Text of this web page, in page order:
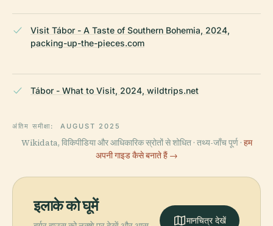
Visit Tábor - A Taste of Southern Bohemia, 2024,
packing-up-the-pieces.com
Tábor - What to Visit, 2024, wildtrips.net
अंतिम समीक्षा: AUGUST 2025
Wikidata, विकिपीडिया और आधिकारिक स्रोतों से शोधित · तथ्य-जाँच पूर्ण · हम
अपनी गाइड कैसे बनाते हैं →
इलाके को घूमें
मानचित्र देखें